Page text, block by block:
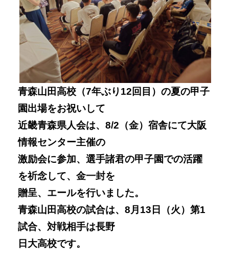
青森山田高校（7年ぶり12回目）の夏の甲子
園出場をお祝いして
近畿青森県人会は、8/2（金）宿舎にて大阪
情報センター主催の
激励会に参加、選手諸君の甲子園での活躍
を祈念して、金一封を
贈呈、エールを行いました。
青森山田高校の試合は、8月13日（火）第1
試合、対戦相手は長野
日大高校です。